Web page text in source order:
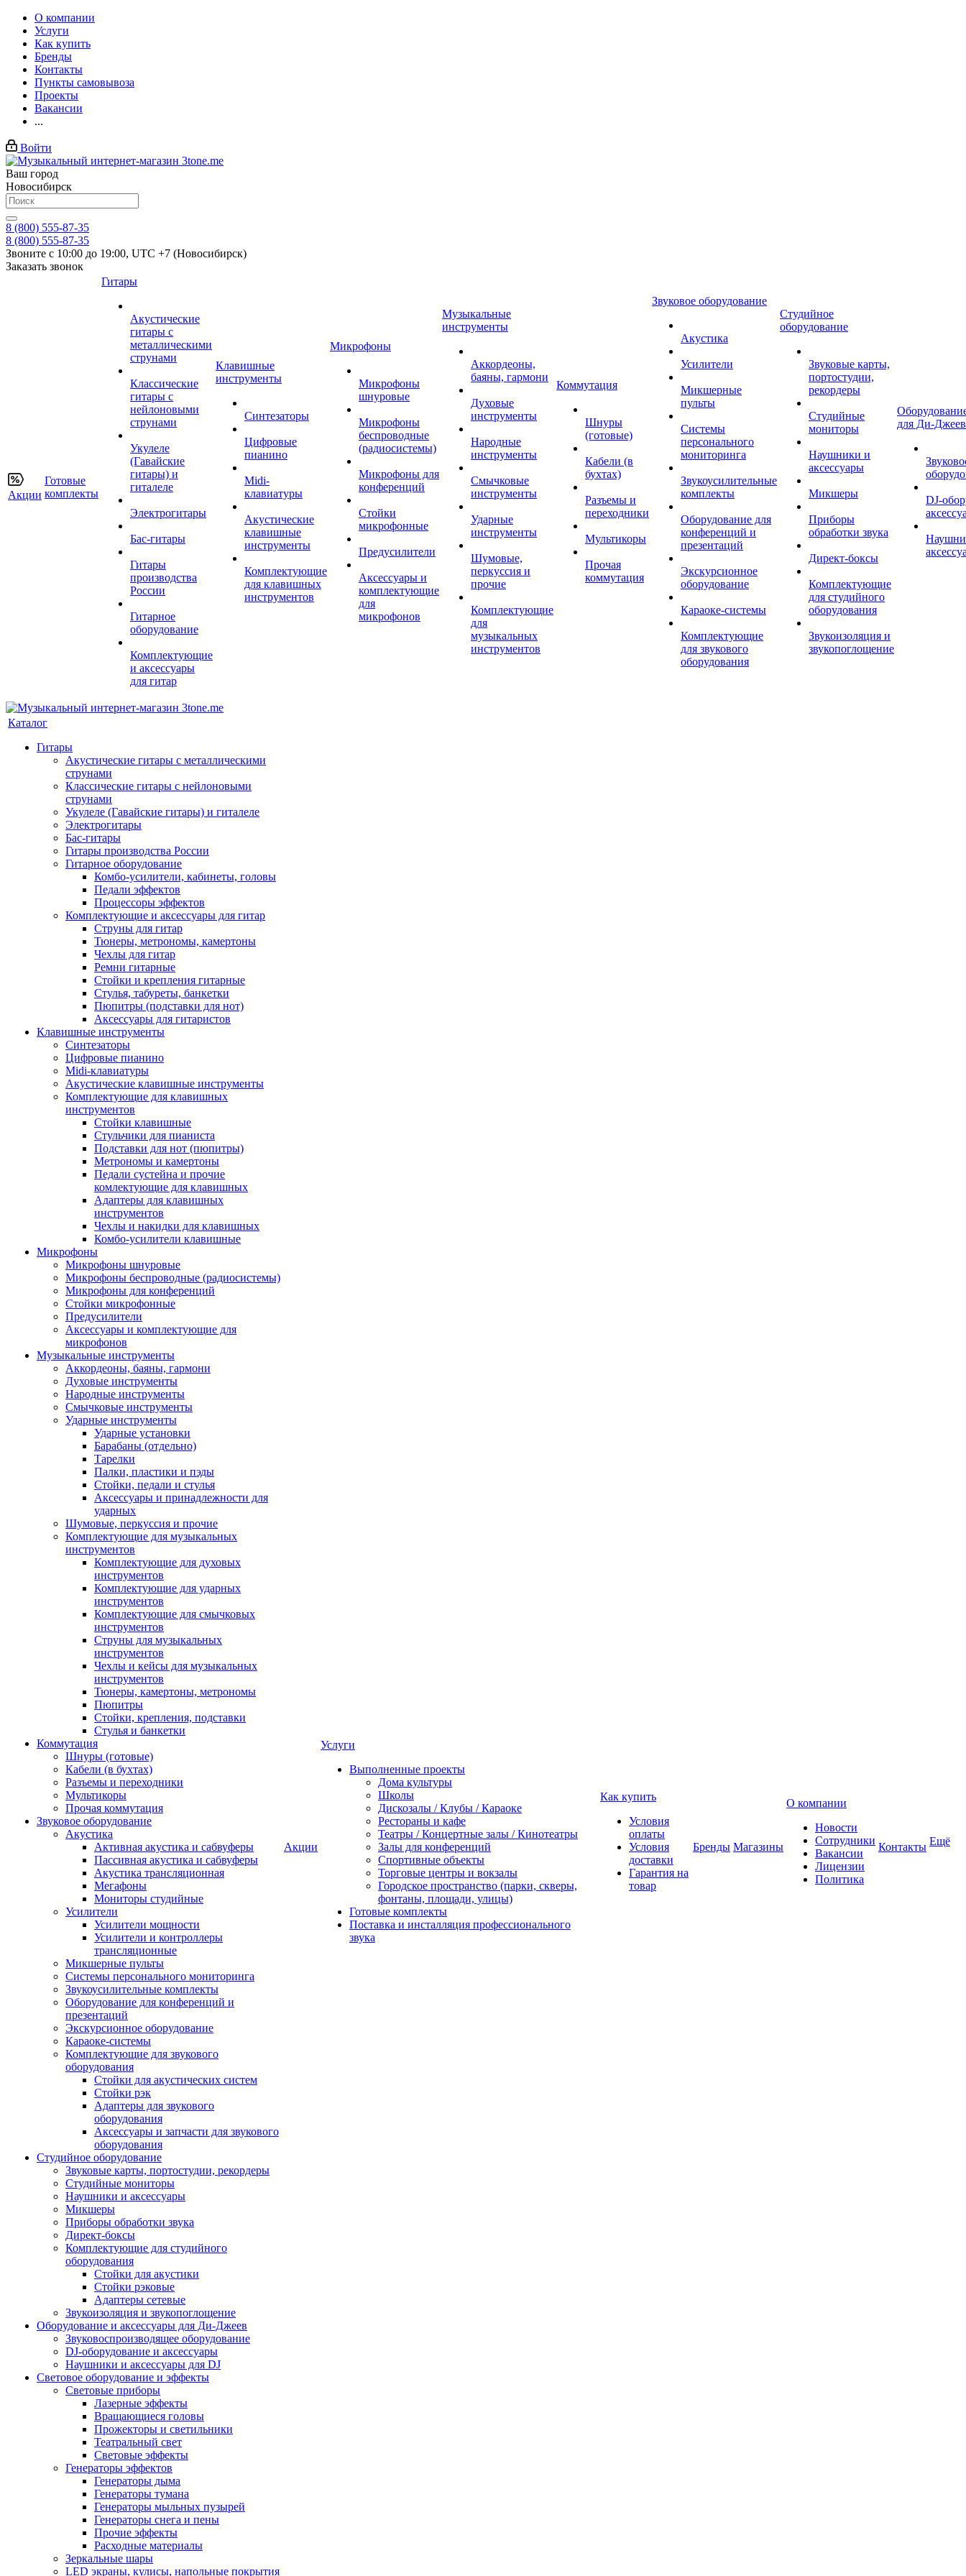
О компании
Услуги
Как купить
Бренды
Контакты
Пункты самовывоза
Проекты
Вакансии
...
Войти
Ваш город
Новосибирск
8 (800) 555-87-35
8 (800) 555-87-35
Звоните с 10:00 до 19:00, UTC +7 (Новосибирск)
Заказать звонок
Акции
Готовые
комплекты
Гитары
Акустические
гитары с
металлическими
струнами
Классические
гитары с
нейлоновыми
струнами
Укулеле
(Гавайские
гитары) и
гиталеле
Электрогитары
Бас-гитары
Гитары
производства
России
Гитарное
оборудование
Комплектующие
и аксессуары
для гитар
Клавишные
инструменты
Синтезаторы
Цифровые
пианино
Midi-
клавиатуры
Акустические
клавишные
инструменты
Комплектующие
для клавишных
инструментов
Микрофоны
Микрофоны
шнуровые
Микрофоны
беспроводные
(радиосистемы)
Микрофоны для
конференций
Стойки
микрофонные
Предусилители
Аксессуары и
комплектующие
для
микрофонов
Музыкальные
инструменты
Аккордеоны,
баяны, гармони
Духовые
инструменты
Народные
инструменты
Смычковые
инструменты
Ударные
инструменты
Шумовые,
перкуссия и
прочие
Комплектующие
для
музыкальных
инструментов
Коммутация
Шнуры
(готовые)
Кабели (в
бухтах)
Разъемы и
переходники
Мультикоры
Прочая
коммутация
Звуковое оборудование
Акустика
Усилители
Микшерные
пульты
Системы
персонального
мониторинга
Звукоусилительные
комплекты
Оборудование для
конференций и
презентаций
Экскурсионное
оборудование
Караоке-системы
Комплектующие
для звукового
оборудования
Студийное
оборудование
Звуковые карты,
портостудии,
рекордеры
Студийные
мониторы
Наушники и
аксессуары
Микшеры
Приборы
обработки звука
Директ-боксы
Комплектующие
для студийного
оборудования
Звукоизоляция и
звукопоглощение
для Ди-Джеев
DJ-
Каталог
Гитары
Акустические гитары с металлическими
струнами
Классические гитары с нейлоновыми
струнами
Укулеле (Гавайские гитары) и гиталеле
Электрогитары
Бас-гитары
Гитары производства России
Гитарное оборудование
Комбо-усилители, кабинеты, головы
Педали эффектов
Процессоры эффектов
Комплектующие и аксессуары для гитар
Струны для гитар
Тюнеры, метрономы, камертоны
Чехлы для гитар
Ремни гитарные
Стойки и крепления гитарные
Стулья, табуреты, банкетки
Пюпитры (подставки для нот)
Аксессуары для гитаристов
Клавишные инструменты
Синтезаторы
Цифровые пианино
Midi-клавиатуры
Акустические клавишные инструменты
Комплектующие для клавишных
инструментов
Стойки клавишные
Стульчики для пианиста
Подставки для нот (пюпитры)
Метрономы и камертоны
Педали сустейна и прочие
комлектующие для клавишных
Адаптеры для клавишных
инструментов
Чехлы и накидки для клавишных
Комбо-усилители клавишные
Микрофоны
Микрофоны шнуровые
Микрофоны беспроводные (радиосистемы)
Микрофоны для конференций
Стойки микрофонные
Предусилители
Аксессуары и комплектующие для
микрофонов
Музыкальные инструменты
Аккордеоны, баяны, гармони
Духовые инструменты
Народные инструменты
Смычковые инструменты
Ударные инструменты
Ударные установки
Барабаны (отдельно)
Тарелки
Палки, пластики и пэды
Стойки, педали и стулья
Аксессуары и принадлежности для
ударных
Шумовые, перкуссия и прочие
Комплектующие для музыкальных
инструментов
Комплектующие для духовых
инструментов
Комплектующие для ударных
инструментов
Комплектующие для смычковых
инструментов
Струны для музыкальных
инструментов
Чехлы и кейсы для музыкальных
инструментов
Тюнеры, камертоны, метрономы
Пюпитры
Стойки, крепления, подставки
Стулья и банкетки
Коммутация
Шнуры (готовые)
Кабели (в бухтах)
Разъемы и переходники
Мультикоры
Прочая коммутация
Звуковое оборудование
Акустика
Активная акустика и сабвуферы
Пассивная акустика и сабвуферы
Акустика трансляционная
Мегафоны
Мониторы студийные
Усилители
Усилители мощности
Усилители и контроллеры
трансляционные
Микшерные пульты
Системы персонального мониторинга
Звукоусилительные комплекты
Оборудование для конференций и
презентаций
Экскурсионное оборудование
Караоке-системы
Комплектующие для звукового
оборудования
Стойки для акустических систем
Стойки рэк
Адаптеры для звукового
оборудования
Аксессуары и запчасти для звукового
оборудования
Студийное оборудование
Звуковые карты, портостудии, рекордеры
Студийные мониторы
Наушники и аксессуары
Микшеры
Приборы обработки звука
Директ-боксы
Комплектующие для студийного
оборудования
Стойки для акустики
Стойки рэковые
Адаптеры сетевые
Звукоизоляция и звукопоглощение
Оборудование и аксессуары для Ди-Джеев
Звуковоспроизводящее оборудование
DJ-оборудование и аксессуары
Наушники и аксессуары для DJ
Световое оборудование и эффекты
Световые приборы
Лазерные эффекты
Вращающиеся головы
Прожекторы и светильники
Театральный свет
Световые эффекты
Генераторы эффектов
Генераторы дыма
Генераторы тумана
Генераторы мыльных пузырей
Генераторы снега и пены
Прочие эффекты
Расходные материалы
Зеркальные шары
LED экраны, кулисы, напольные покрытия
Акции
Услуги
Выполненные проекты
Дома культуры
Школы
Дискозалы / Клубы / Караоке
Рестораны и кафе
Театры / Концертные залы / Кинотеатры
Залы для конференций
Спортивные объекты
Торговые центры и вокзалы
Городское пространство (парки, скверы,
фонтаны, площади, улицы)
Готовые комплекты
Поставка и инсталляция профессионального
звука
Как купить
Условия
оплаты
Условия
доставки
Гарантия на
товар
Бренды Магазины
О компании
Новости
Сотрудники
Вакансии
Лицензии
Политика
Контакты Ещё